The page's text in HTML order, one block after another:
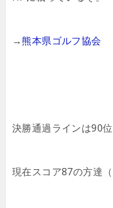
→熊本県ゴルフ協会
決勝通過ラインは90
現在スコア87の方達